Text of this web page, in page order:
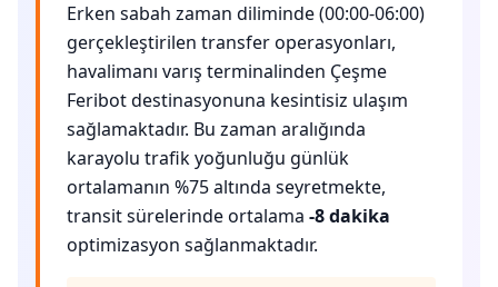
Erken sabah zaman diliminde (00:00-06:00)
gerçekleştirilen transfer operasyonları,
havalimanı varış terminalinden Çeşme
Feribot destinasyonuna kesintisiz ulaşım
sağlamaktadır. Bu zaman aralığında
karayolu trafik yoğunluğu günlük
ortalamanın %75 altında seyretmekte,
transit sürelerinde ortalama -8 dakika
optimizasyon sağlanmaktadır.